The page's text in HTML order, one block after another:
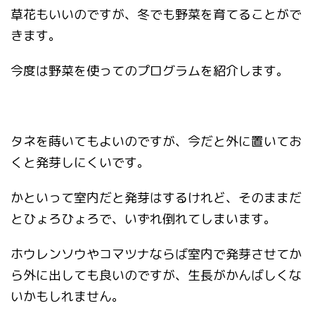
草花もいいのですが、冬でも野菜を育てることがで
きます。
今度は野菜を使ってのプログラムを紹介します。
タネを蒔いてもよいのですが、今だと外に置いてお
くと発芽しにくいです。
かといって室内だと発芽はするけれど、そのままだ
とひょろひょろで、いずれ倒れてしまいます。
ホウレンソウやコマツナならば室内で発芽させてか
ら外に出しても良いのですが、生長がかんばしくな
いかもしれません。